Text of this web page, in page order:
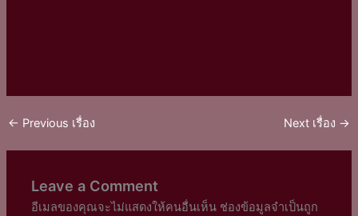
← Previous เรื่อง Next เรื่อง →
Leave a Comment
อีเมลของคุณจะไม่แสดงให้คนอื่นเห็น ช่องข้อมูลจำเป็นถูก